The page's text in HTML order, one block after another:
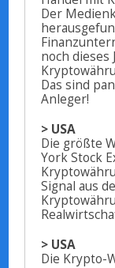
Der
noch dieses
Das sind
Anleger!
> USA
Die größte
York Stock
Signal aus
> USA
Die Krypto-